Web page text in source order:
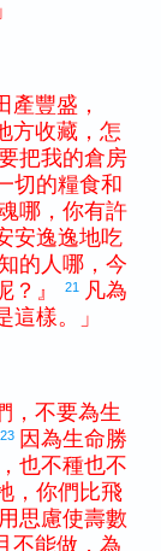
」
產豐盛 ，
方收藏 ， 怎
把我的倉房
切的糧食和
哪 ， 你有許
安逸逸地吃
的 人 哪 ， 今
？ 』 21 凡為
這樣。
」
， 不要為生
23 因為生命勝
， 也不種也不
， 你們 比飛
用 思慮使壽數
不能做 ， 為